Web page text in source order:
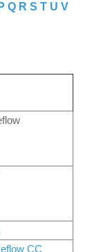
P Q R S T U V
CC